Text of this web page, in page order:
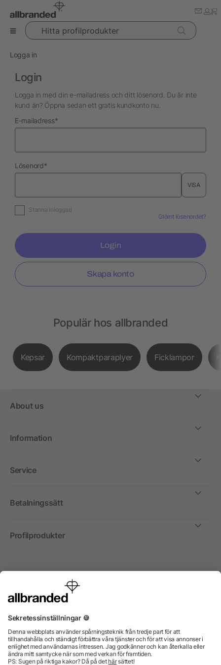
Hitta profilprodukter
Logga in
Login
Logga in med din e-mailadress och ditt lösenord. Du är inte
kund än? Öppna sedan ett gratis kundkonto nu.
E-mailadressnödvändig
*
Lösenordnödvändig
*
VISA
Stanna inloggad
Glömt lösenordet?
Login
Skapa konto
Populär hos allbranded
Kepsar Kompaktparaplyer Ficklampor
About us
Information
Service
Betalningssätt
Profilprodukter
Internationellt